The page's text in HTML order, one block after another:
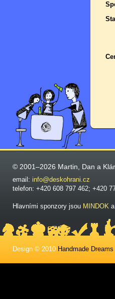
© 2001–2026 Martin, Dan a
email: info@deskohrani.cz
telefon: +420 608 797 462; +420
Hlavními sponzory jsou MINDOK a
Design © 2010 Handmade Dreams